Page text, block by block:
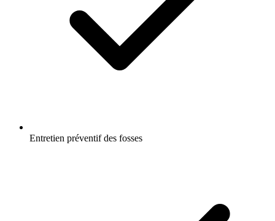
Entretien préventif des fosses